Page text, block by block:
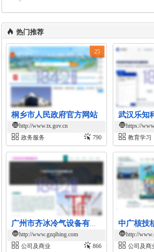
热门推荐
桐乡市人民政府官方网站
http://www.tx.gov.cn
政务服务
790
25
https://
教育学习
http://www.gzqibing.com
公司及商业
866
http://
公司及商